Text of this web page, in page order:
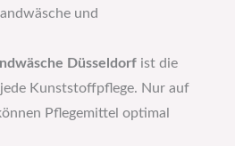
und
Düsseldorf ist die
Kunststoffpflege. Nur auf
Pflegemittel optimal